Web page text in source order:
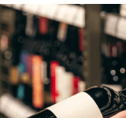
de San Cayetano
Central de Vicente
y desagües